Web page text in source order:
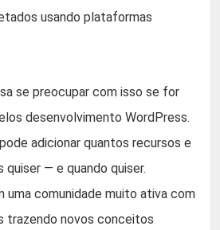
usando plataformas
se preocupar com isso se for
desenvolvimento WordPress.
adicionar quantos recursos e
quiser — e quando quiser.
uma comunidade muito ativa com
trazendo novos conceitos